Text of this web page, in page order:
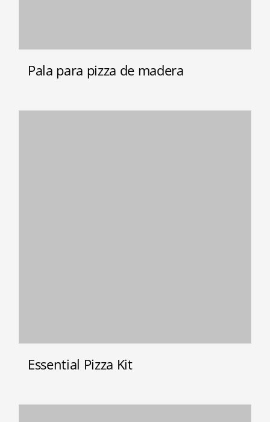
Pala para pizza de madera
Essential Pizza Kit